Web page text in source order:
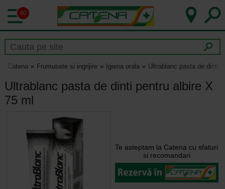
40
Catena Frumusete si ingrijire Igiena orala Ultrablanc pasta de dinti
Ultrablanc pasta de dinti pentru albire X
75 ml
Te asteptam la Catena cu sfaturi
si recomandari